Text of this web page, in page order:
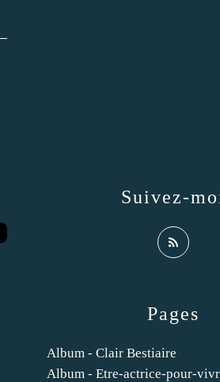
Pages
Album - Clair Bestiaire
Album - Etre-actrice-pour-
Suivez-